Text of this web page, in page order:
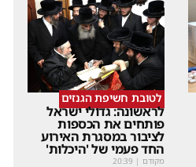
לטובת חשיפת הגנזים
לראשונה: גדולי ישראל
פותחים את הכספות
לציבור במסגרת האירוע
החד פעמי של 'היכלות'
מקודם |
20:39